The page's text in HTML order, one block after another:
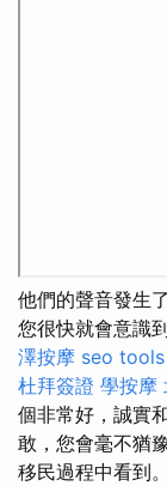
他們的聲音發生
您很快就會意識
澤按摩 seo tools
杜拜簽證 學按摩
個非常好，誠實
敢，您會毫不猶
移民過程中看到。